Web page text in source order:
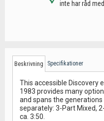
inte har råd
Beskrivning Specifikationer
This accessible Discovery
1983 provides many
and spans the
separately: 3-Part Mixed,
ca. 3:50.